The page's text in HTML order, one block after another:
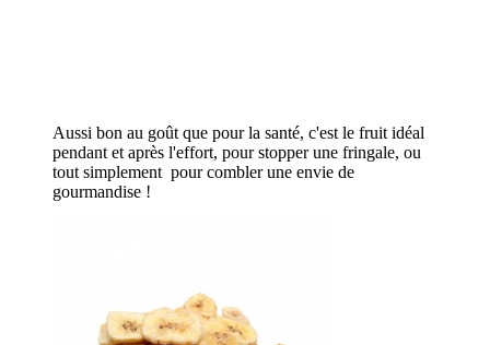
Aussi bon au goût que pour la santé, c'est le fruit idéal
pendant et après l'effort, pour stopper une fringale, ou
tout simplement pour combler une envie de
gourmandise !